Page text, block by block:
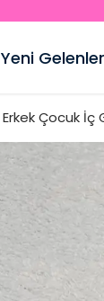
Yeni Gelenler
Erkek Çocuk İç